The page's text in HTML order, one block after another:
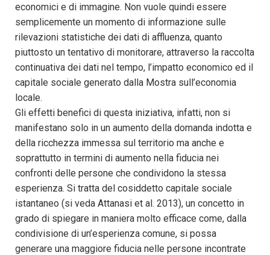
economici e di immagine. Non vuole quindi essere
semplicemente un momento di informazione sulle
rilevazioni statistiche dei dati di affluenza, quanto
piuttosto un tentativo di monitorare, attraverso la raccolta
continuativa dei dati nel tempo, l’impatto economico ed il
capitale sociale generato dalla Mostra sull’economia
locale.
Gli effetti benefici di questa iniziativa, infatti, non si
manifestano solo in un aumento della domanda indotta e
della ricchezza immessa sul territorio ma anche e
soprattutto in termini di aumento nella fiducia nei
confronti delle persone che condividono la stessa
esperienza. Si tratta del cosiddetto capitale sociale
istantaneo (si veda Attanasi et al. 2013), un concetto in
grado di spiegare in maniera molto efficace come, dalla
condivisione di un’esperienza comune, si possa
generare una maggiore fiducia nelle persone incontrate